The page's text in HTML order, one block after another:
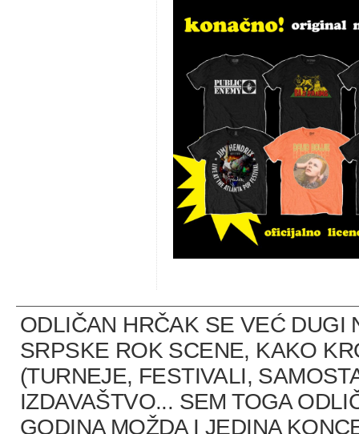
ODLIČAN HRČAK SE VEĆ DUGI
SRPSKE ROK SCENE, KAKO
(TURNEJE, FESTIVALI,
IZDAVAŠTVO... SEM TOGA
GODINA MOŽDA I JEDINA